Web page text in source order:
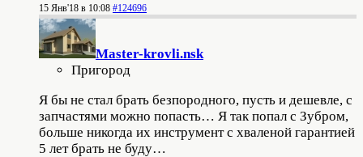
15 Янв'18 в 10:08 #124696
Master-krovli.nsk
Пригород
Я бы не стал брать безпородного, пусть и дешевле, с
запчастями можно попасть… Я так попал с Зубром,
больше никогда их инструмент с хваленой гарантией
5 лет брать не буду…